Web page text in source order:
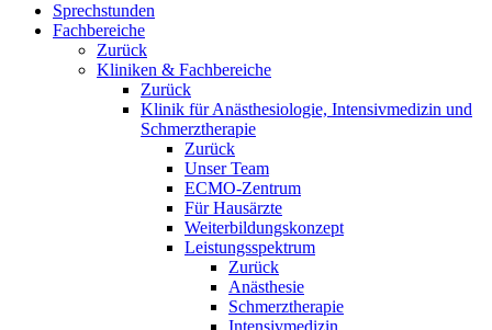
Sprechstunden
Fachbereiche
Zurück
Kliniken & Fachbereiche
Zurück
Klinik für Anästhesiologie, Intensivmedizin und
Schmerztherapie
Zurück
Unser Team
ECMO-Zentrum
Für Hausärzte
Weiterbildungskonzept
Leistungsspektrum
Zurück
Anästhesie
Schmerztherapie
Intensivmedizin